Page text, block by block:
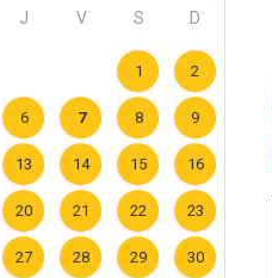
J V S D
1 2
6 7 8 9
13 14 15 16
20 21 22 23
27 28 29 30